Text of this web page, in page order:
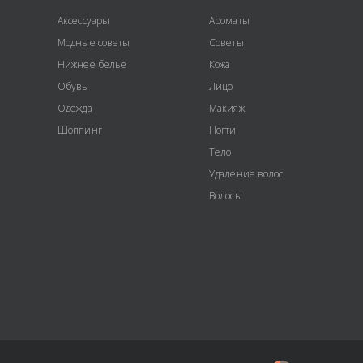
Аксессуары
Модные советы
Нижнее белье
Обувь
Одежда
Шоппинг
Ароматы
Советы
Кожа
Лицо
Макияж
Ногти
Тело
Удаление волос
Волосы